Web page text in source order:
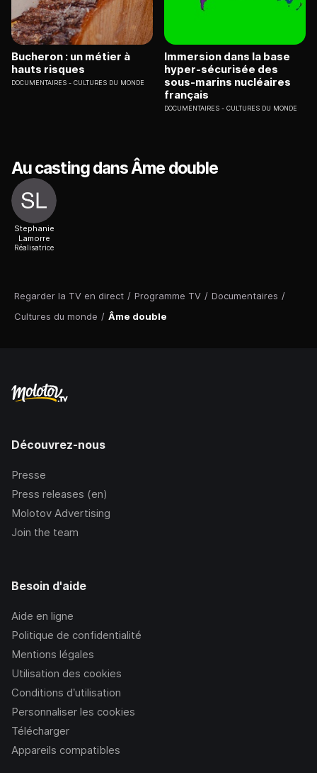
Regarder la TV en direct / Programme TV / Documentaires /
Cultures du monde / Âme double
Bucheron : un métier à
hauts risques
DOCUMENTAIRES CULTURES DU MONDE
Immersion dans la base
hyper-sécurisée des
sous-marins nucléaires
français
DOCUMENTAIRES CULTURES DU MONDE
Au casting dans Âme double
Stephanie
Lamorre
Réalisatrice
Découvrez-nous
Presse
Press releases (en)
Molotov Advertising
Join the team
Besoin d'aide
Aide en ligne
Politique de confidentialité
Mentions légales
Utilisation des cookies
Conditions d’utilisation
Personnaliser les cookies
Télécharger
Appareils compatibles